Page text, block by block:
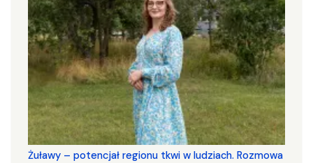
Żuławy – potencjał regionu tkwi w ludziach. Rozmowa